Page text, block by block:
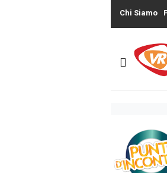
Chi Siamo